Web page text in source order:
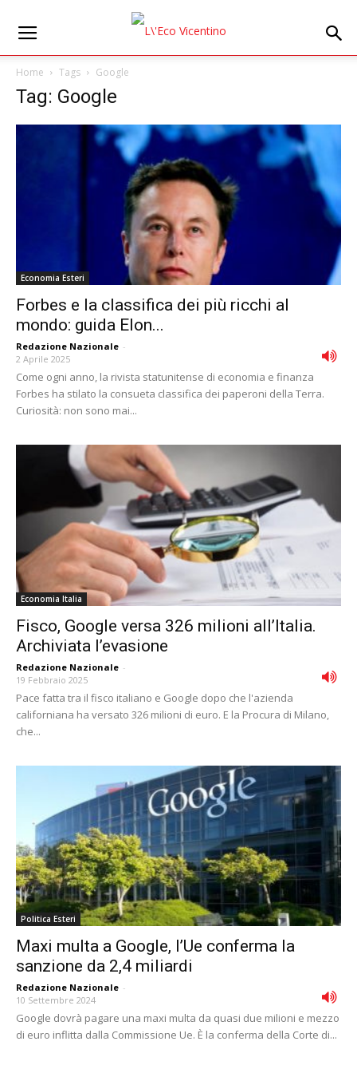
Home Tags Google
Tag: Google
Economia Esteri
Forbes e la classifica dei più ricchi al
mondo: guida Elon...
Redazione Nazionale -
2 Aprile 2025
Come ogni anno, la rivista statunitense di economia e finanza
Forbes ha stilato la consueta classifica dei paperoni della Terra.
Curiosità: non sono mai...
Economia Italia
Fisco, Google versa 326 milioni all’Italia.
Archiviata l’evasione
Redazione Nazionale -
19 Febbraio 2025
Pace fatta tra il fisco italiano e Google dopo che l'azienda
californiana ha versato 326 milioni di euro. E la Procura di Milano,
che...
Politica Esteri
Maxi multa a Google, l’Ue conferma la
sanzione da 2,4 miliardi
Redazione Nazionale -
10 Settembre 2024
Google dovrà pagare una maxi multa da quasi due milioni e mezzo
di euro inflitta dalla Commissione Ue. È la conferma della Corte di...